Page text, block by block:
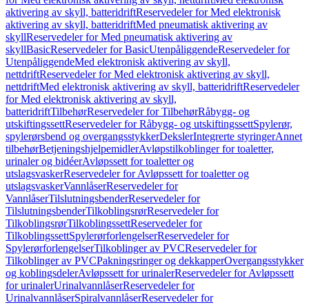
aktivering av skyll, batteridriftReservedeler for Med elektronisk
aktivering av skyll, batteridriftMed pneumatisk aktivering av
skyllReservedeler for Med pneumatisk aktivering av
skyllBasicReservedeler for BasicUtenpåliggendeReservedeler for
UtenpåliggendeMed elektronisk aktivering av skyll,
nettdriftReservedeler for Med elektronisk aktivering av skyll,
nettdriftMed elektronisk aktivering av skyll, batteridriftReservedeler
for Med elektronisk aktivering av skyll,
batteridriftTilbehørReservedeler for TilbehørRåbygg- og
utskiftingssettReservedeler for Råbygg- og utskiftingssettSpylerør,
spylerørsbend og overgangsstykkerDekslerIntegrerte styringerAnnet
tilbehørBetjeningshjelpemidlerAvløpstilkoblinger for toaletter,
urinaler og bidéerAvløpssett for toaletter og
utslagsvaskerReservedeler for Avløpssett for toaletter og
utslagsvaskerVannlåserReservedeler for
VannlåserTilslutningsbenderReservedeler for
TilslutningsbenderTilkoblingsrørReservedeler for
TilkoblingsrørTilkoblingssettReservedeler for
TilkoblingssettSpylerørforlengelserReservedeler for
SpylerørforlengelserTilkoblinger av PVCReservedeler for
Tilkoblinger av PVCPakningsringer og dekkapperOvergangsstykker
og koblingsdelerAvløpssett for urinalerReservedeler for Avløpssett
for urinalerUrinalvannlåserReservedeler for
UrinalvannlåserSpiralvannlåserReservedeler for